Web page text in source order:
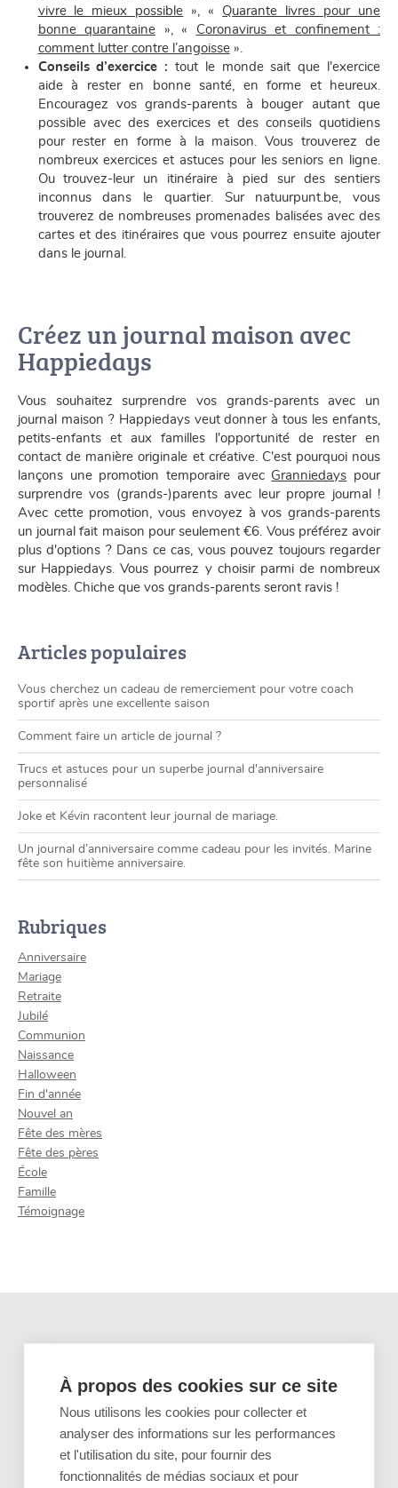
vivre le mieux possible », « Quarante livres pour une
bonne quarantaine », « Coronavirus et confinement :
comment lutter contre l’angoisse».
Conseils d’exercice : tout le monde sait que l'exercice
aide à rester en bonne santé, en forme et heureux.
Encouragez vos grands-parents à bouger autant que
possible avec des exercices et des conseils quotidiens
pour rester en forme à la maison. Vous trouverez de
nombreux exercices et astuces pour les seniors en ligne.
Ou trouvez-leur un itinéraire à pied sur des sentiers
inconnus dans le quartier. Sur natuurpunt.be, vous
trouverez de nombreuses promenades balisées avec des
cartes et des itinéraires que vous pourrez ensuite ajouter
dans le journal.
Créez un journal maison avec
Happiedays
Vous souhaitez surprendre vos grands-parents avec un
journal maison ? Happiedays veut donner à tous les enfants,
petits-enfants et aux familles l'opportunité de rester en
contact de manière originale et créative. C'est pourquoi nous
lançons une promotion temporaire avec Granniedays pour
surprendre vos (grands-)parents avec leur propre journal !
Avec cette promotion, vous envoyez à vos grands-parents
un journal fait maison pour seulement €6. Vous préférez avoir
plus d'options ? Dans ce cas, vous pouvez toujours regarder
sur Happiedays. Vous pourrez y choisir parmi de nombreux
modèles. Chiche que vos grands-parents seront ravis !
Articles populaires
Vous cherchez un cadeau de remerciement pour votre coach
sportif après une excellente saison
Comment faire un article de journal ?
Trucs et astuces pour un superbe journal d'anniversaire
personnalisé
Joke et Kévin racontent leur journal de mariage.
Un journal d’anniversaire comme cadeau pour les invités. Marine
fête son huitième anniversaire.
Rubriques
Anniversaire
Mariage
Retraite
Jubilé
Communion
Naissance
Halloween
Fin d'année
Nouvel an
Fête des mères
Fête des pères
École
Famille
Témoignage
maison pour vos grands-parents ?
À propos des cookies sur ce site
Nous utilisons les cookies pour collecter et
analyser des informations sur les performances
et l'utilisation du site, pour fournir des
fonctionnalités de médias sociaux et pour